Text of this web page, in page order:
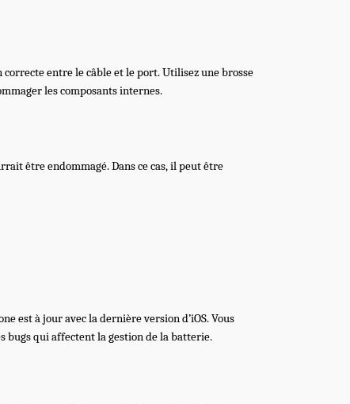
correcte entre le câble et le port. Utilisez une brosse
les composants internes.
être endommagé. Dans ce cas, il peut être
est à jour avec la dernière version d’iOS. Vous
bugs qui affectent la gestion de la batterie.